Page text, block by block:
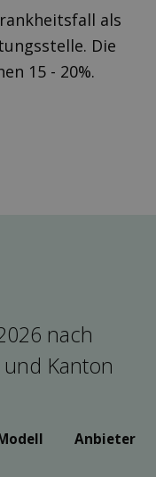
als
Die
15 - 20%.
nach
Kanton
Anbieter